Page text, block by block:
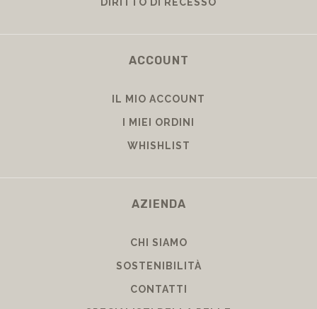
DIRITTO DI RECESSO
ACCOUNT
IL MIO ACCOUNT
I MIEI ORDINI
WHISHLIST
AZIENDA
CHI SIAMO
SOSTENIBILITÀ
CONTATTI